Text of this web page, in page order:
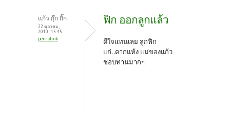
แก้ว กุ๊ก กิ๊ก
22 ตุลาคม,
2010 - 15:45
permalink
ฟิก ออกลูกแล้ว
ดีใจแทนเลย ลูกฟิก
แก่..ตากแห้ง แม่ของแก้ว
ชอบทานมากๆ